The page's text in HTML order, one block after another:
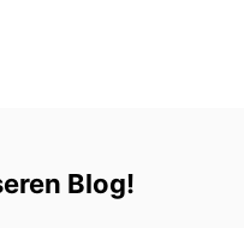
Blog!